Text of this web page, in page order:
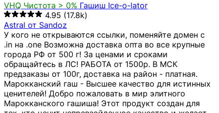
VHQ Чистота > 0% Гашиш Ice-o-lator
4.95 (17.8k)
Astral от Sandoz
У кого не открываются ссылки, поменяйте домен с
.in на .one Возможна доставка опта во все крупные
города РФ от 500 г! За ценами и сроками
обращайтесь в ЛС! РАБОТА от 1500р. В МСК
предзаказы от 100г, доставка на район - платная.
Марокканский гаш - Высшее качество для истинных
ценителей! Добро пожаловать в мир элитного
Марокканского гашиша! Этот продукт создан для